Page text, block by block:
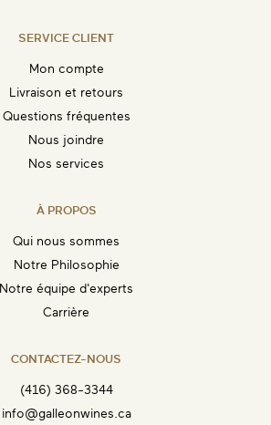
SERVICE CLIENT
Mon compte
Livraison et retours
Questions fréquentes
Nous joindre
Nos services
À PROPOS
Qui nous sommes
Notre Philosophie
Notre équipe d'experts
Carrière
CONTACTEZ-NOUS
(416) 368-3344
info@galleonwines.ca
DISPONIBLE